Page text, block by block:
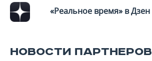
«Реальное время» в Дзен
НОВОСТИ ПАРТНЕРОВ